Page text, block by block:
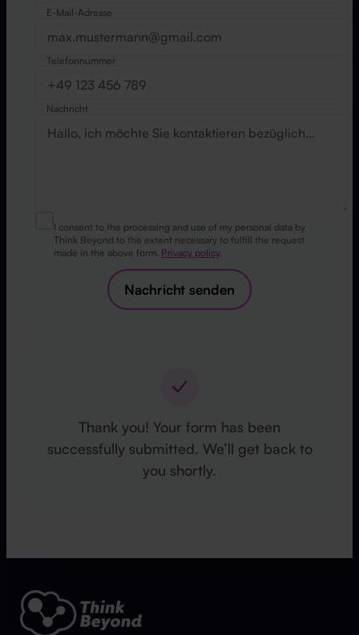
E-Mail-Adresse
Telefonnummer
Nachricht
I consent to the processing and use of my personal data by
Think Beyond to the extent necessary to fulfill the request
made in the above form. Privacy policy.
Nachricht senden
Thank you! Your form has been
successfully submitted. We’ll get back to
you shortly.